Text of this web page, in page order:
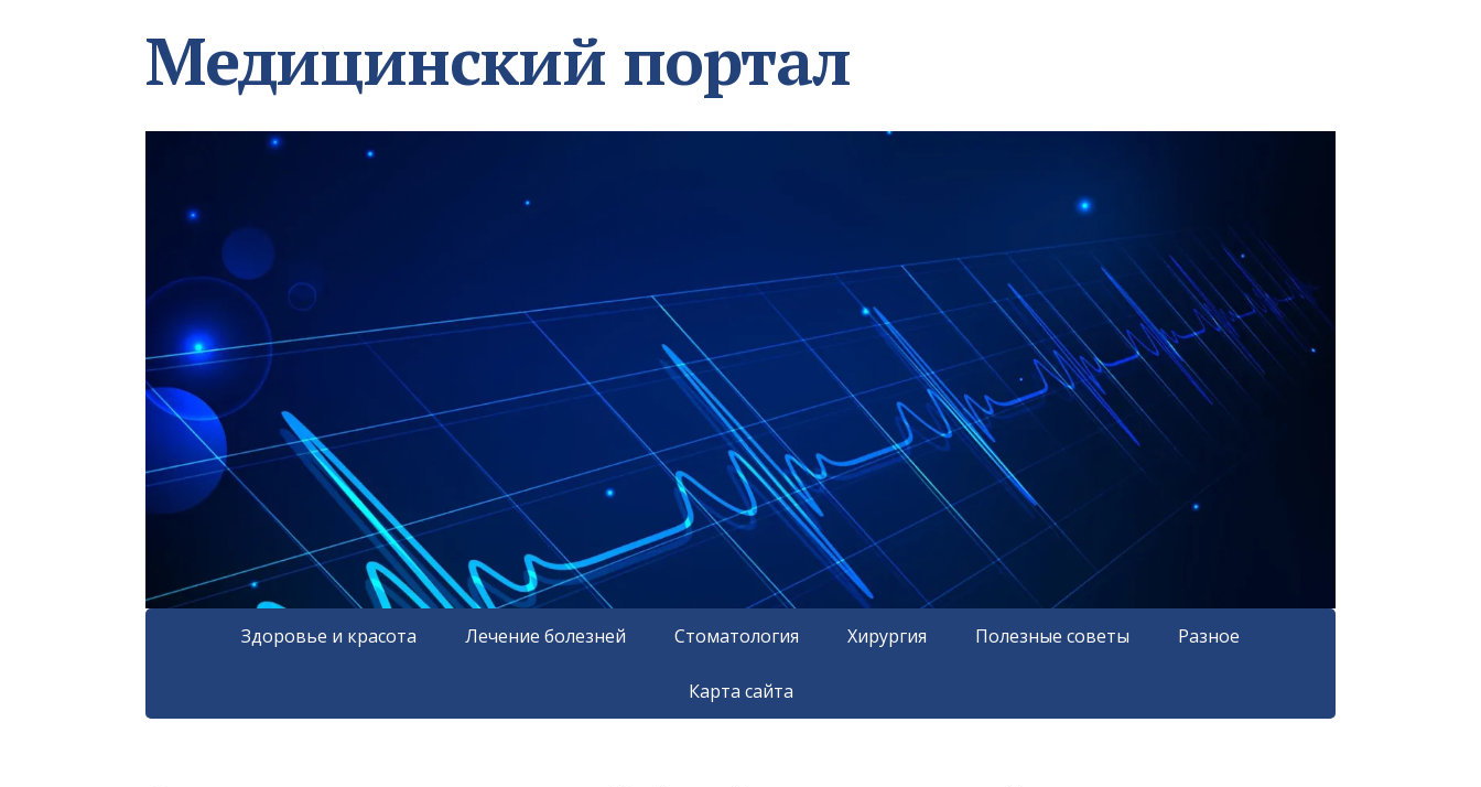
Медицинский портал
Здоровье и красота Лечение болезней Стоматология Хирургия Полезные советы Разное
Карта сайта